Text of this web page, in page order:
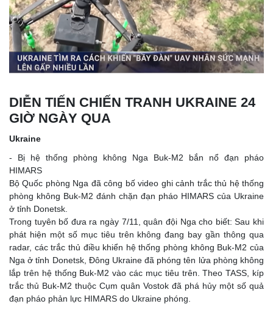
DIỄN TIẾN CHIẾN TRANH UKRAINE 24
GIỜ NGÀY QUA
Ukraine
- Bị hệ thống phòng không Nga Buk-M2 bắn nổ đạn pháo
HIMARS
Bộ Quốc phòng Nga đã công bố video ghi cảnh trắc thủ hệ thống
phòng không Buk-M2 đánh chặn đạn pháo HIMARS của Ukraine
ở tỉnh Donetsk.
Trong tuyên bố đưa ra ngày 7/11, quân đội Nga cho biết: Sau khi
phát hiện một số mục tiêu trên không đang bay gần thông qua
radar, các trắc thủ điều khiển hệ thống phòng không Buk-M2 của
Nga ở tỉnh Donetsk, Đông Ukraine đã phóng tên lửa phòng không
lắp trên hệ thống Buk-M2 vào các mục tiêu trên. Theo TASS, kíp
trắc thủ Buk-M2 thuộc Cụm quân Vostok đã phá hủy một số quả
đạn pháo phản lực HIMARS do Ukraine phóng.